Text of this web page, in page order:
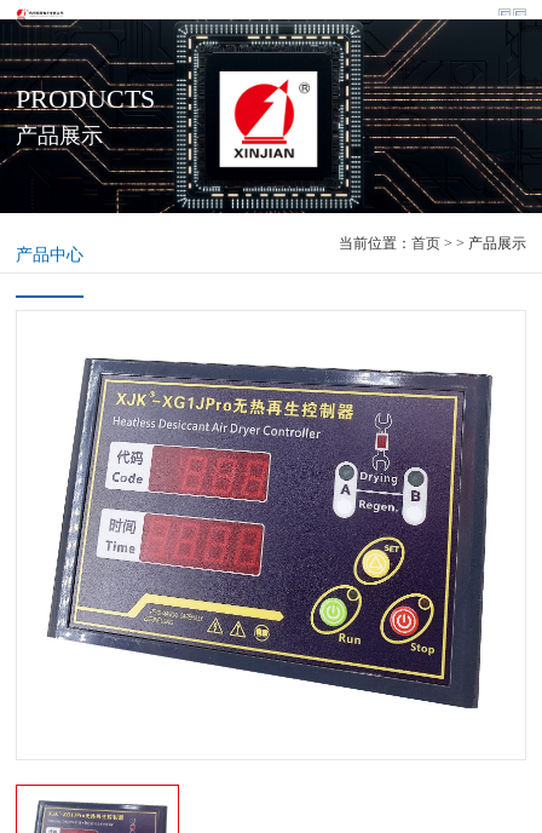
PRODUCTS
产品展示
产品中心
当前位置： 首页> > 产品展示